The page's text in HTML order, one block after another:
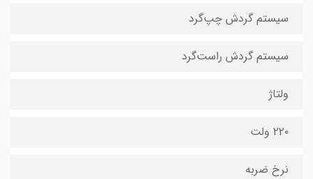
سیستم گردش چپ‌گرد
سیستم گردش راست‌گرد
ولتاژ
۲۲۰ ولت
نرخ ضربه